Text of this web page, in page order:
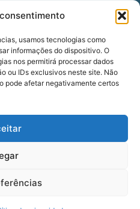
usamos tecnologias como
informações do dispositivo. O
nos permitirá processar dados
ou IDs exclusivos neste site. Não
pode afetar negativamente certos
0391 (Whatsapp)
Crysthyan Carlos
- Anadia - AL - CEP:
Notícias. Todos os